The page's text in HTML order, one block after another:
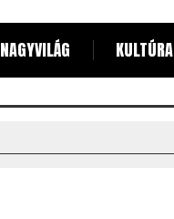
NAGYVILÁG KULTÚRA